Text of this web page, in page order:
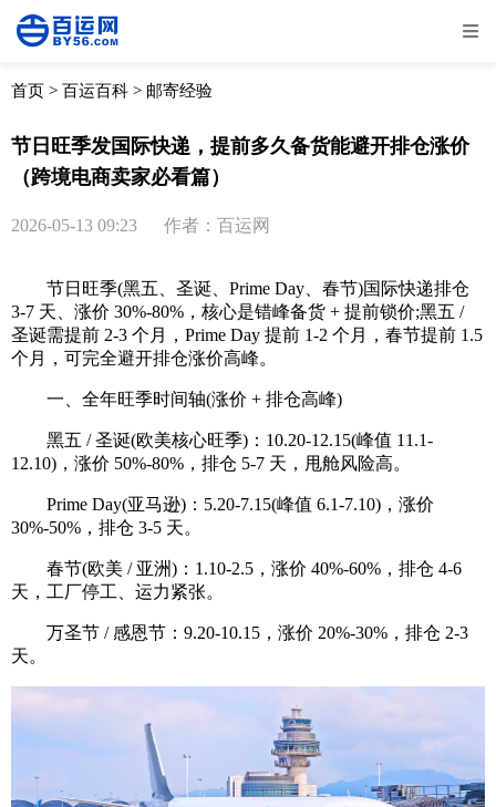
全部 物流资讯
取消
首页 > 百运百科 > 邮寄经验
节日旺季发国际快递，提前多久备货能避开排仓涨价
（跨境电商卖家必看篇）
2026-05-13 09:23 作者：百运网
节日旺季(黑五、圣诞、Prime Day、春节)国际快递排仓
3-7 天、涨价 30%-80%，核心是错峰备货 + 提前锁价;黑五 /
圣诞需提前 2-3 个月，Prime Day 提前 1-2 个月，春节提前 1.5
个月，可完全避开排仓涨价高峰。
一、全年旺季时间轴(涨价 + 排仓高峰)
黑五 / 圣诞(欧美核心旺季)：10.20-12.15(峰值 11.1-
12.10)，涨价 50%-80%，排仓 5-7 天，甩舱风险高。
Prime Day(亚马逊)：5.20-7.15(峰值 6.1-7.10)，涨价
30%-50%，排仓 3-5 天。
春节(欧美 / 亚洲)：1.10-2.5，涨价 40%-60%，排仓 4-6
天，工厂停工、运力紧张。
万圣节 / 感恩节：9.20-10.15，涨价 20%-30%，排仓 2-3
天。